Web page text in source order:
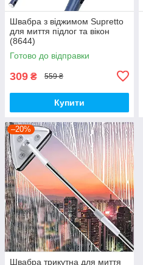
Швабра з віджимом Supretto
для миття підлог та вікон
(8644)
Готово до відправки
309 ₴ 559 ₴
Купити
–20%
Швабра трикутна для миття